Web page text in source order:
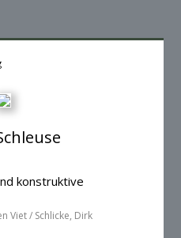
konstruktive
Viet / Schlicke, Dirk